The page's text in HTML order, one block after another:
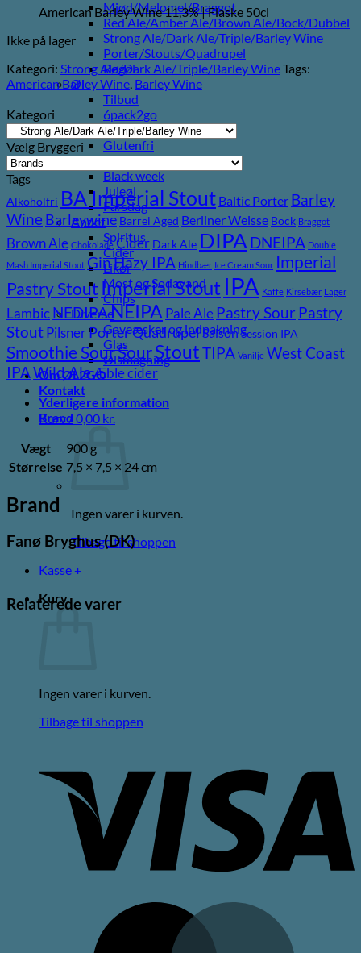
Mjød/Melomel/Braggot
Red Ale/Amber Ale/Brown Ale/Bock/Dubbel
Strong Ale/Dark Ale/Triple/Barley Wine
Porter/Stouts/Quadrupel
Røgøl
Øl
Tilbud
6pack2go
Alkoholfri
Glutenfri
Vegan/Vegansk
Black week
Juleøl
Farsdag
Andet
Spiritus
Cider
Likør
Most og Sodavand
Chips
Diverse
Gaveæsker og indpakning
Glas
Ølsmagning
Om ØL2GO
Kontakt
Kurv /0,00 kr.
Ingen varer i kurven.
Tilbage til shoppen
Kasse +
Kurv
Ingen varer i kurven.
Tilbage til shoppen
American Barley Wine 11,3% | Flaske 50cl
Ikke på lager
Kategori: Strong Ale/Dark Ale/Triple/Barley WineTags:
American Barley Wine, Barley Wine
Kategori
Vælg Bryggeri
Tags
Alkoholfri BA Imperial Stout Baltic Porter Barley
Wine Barleywine Barrel Aged Berliner Weisse Bock Braggot
Brown Ale Chokolade Cider Dark Ale DIPA DNEIPA Double
Mash Imperial Stout GinHazy IPA Hindbær Ice Cream Sour Imperial
Pastry Stout Imperial Stout IPA Kaffe Kirsebær Lager
LambicNEDIPANEIPA Pale Ale Pastry Sour Pastry
StoutPilsnerPorterQuadrupelSaisonSession IPA
Smoothie SourSourStoutTIPA Vanilje West Coast
IPAWild AleÆble cider
Yderligere information
Brand
Vægt
900 g
Størrelse 7,5 × 7,5 × 24 cm
Brand
Fanø Bryghus (DK)
Relaterede varer